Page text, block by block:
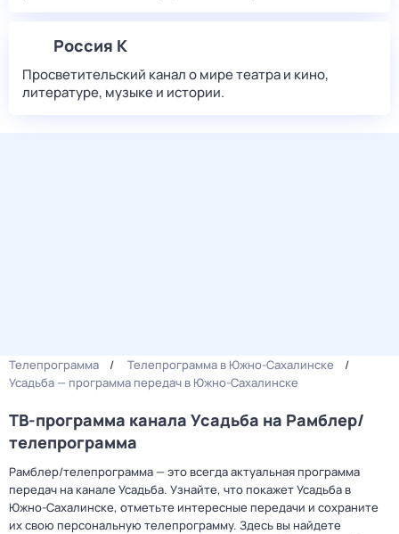
Россия К
Просветительский канал о мире театра и кино,
литературе, музыке и истории.
Телепрограмма
Телепрограмма в Южно-Сахалинске
Усадьба — программа передач в Южно-Сахалинске
ТВ-программа канала Усадьба на Рамблер/
телепрограмма
Рамблер/телепрограмма — это всегда актуальная программа
передач на канале Усадьба. Узнайте, что покажет Усадьба в
Южно-Сахалинске, отметьте интересные передачи и сохраните
их свою персональную телепрограмму. Здесь вы найдете